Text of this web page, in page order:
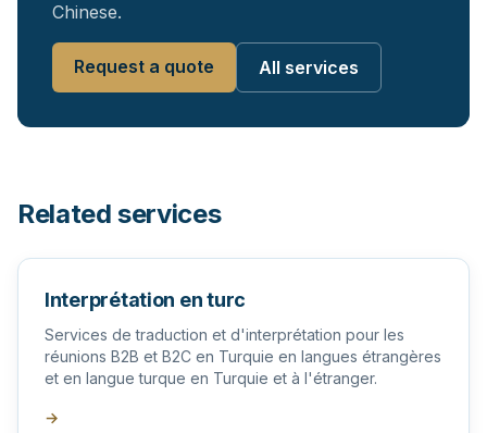
Chinese.
Request a quote All services
Related services
Interprétation en turc
Services de traduction et d'interprétation pour les
réunions B2B et B2C en Turquie en langues étrangères
et en langue turque en Turquie et à l'étranger.
→